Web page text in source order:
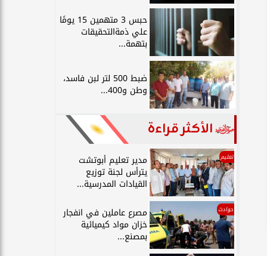
حبس 3 متهمين 15 يومًا
علي ذمةالتحقيقات
بتهمة...
ضبط 500 لتر لبن فاسد،
وطن و400...
الأكثر قراءة
تعليم مدير تعليم أبوتشت
يترأس لجنة توزيع
القيادات المدرسية...
حوادث مصرع عاملين في انفجار
خزان مواد كيميائية
بمصنع...